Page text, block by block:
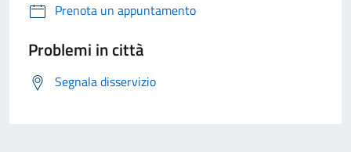
Prenota un appuntamento
Problemi in città
Segnala disservizio